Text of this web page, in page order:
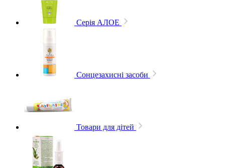
Серія АЛОЕ
Сонцезахисні засоби
Товари для дітей